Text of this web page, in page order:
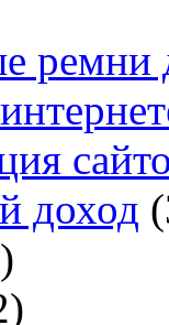
ремни
доход